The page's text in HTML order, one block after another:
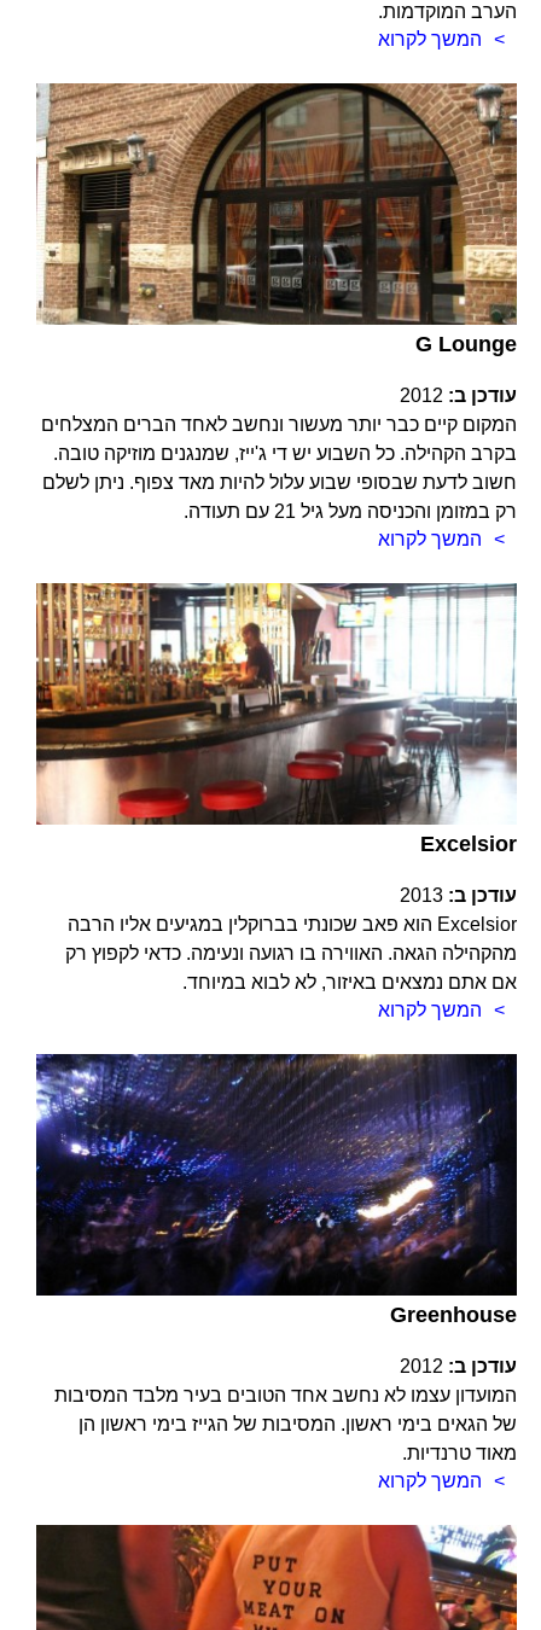
הערב המוקדמות.
המשך לקרוא
G Lounge
עודכן ב: 2012
המקום קיים כבר יותר מעשור ונחשב לאחד הברים המצלחים
בקרב הקהילה. כל השבוע יש די ג'ייז, שמנגנים מוזיקה טובה.
חשוב לדעת שבסופי שבוע עלול להיות מאד צפוף. ניתן לשלם
רק במזומן והכניסה מעל גיל 21 עם תעודה.
המשך לקרוא
Excelsior
עודכן ב: 2013
Excelsior הוא פאב שכונתי בברוקלין במגיעים אליו הרבה
מהקהילה הגאה. האווירה בו רגועה ונעימה. כדאי לקפוץ רק
אם אתם נמצאים באיזור, לא לבוא במיוחד.
המשך לקרוא
Greenhouse
עודכן ב: 2012
המועדון עצמו לא נחשב אחד הטובים בעיר מלבד המסיבות
של הגאים בימי ראשון. המסיבות של הגייז בימי ראשון הן
מאוד טרנדיות.
המשך לקרוא